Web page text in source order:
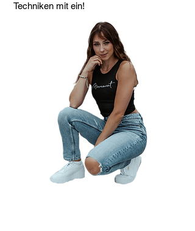
Techniken mit ein!